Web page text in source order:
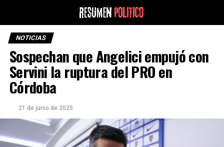
NOTICIAS
Sospechan que Angelici empujó con
Servini la ruptura del PRO en
Córdoba
21 de junio de 2025